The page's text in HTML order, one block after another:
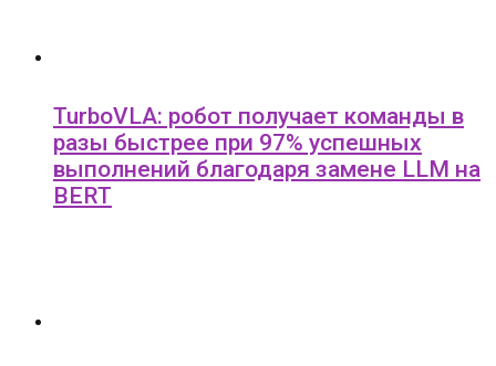
TurboVLA: робот получает команды в
разы быстрее при 97% успешных
выполнений благодаря замене LLM на
BERT